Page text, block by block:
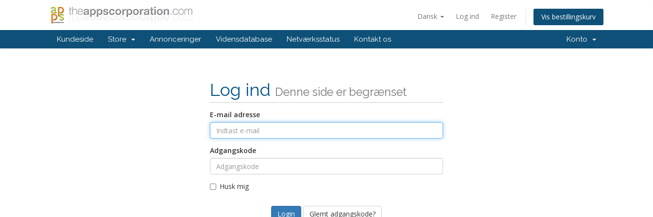
Dansk Log ind Register Vis bestillingskurv
Kundeside Store Annonceringer Vidensdatabase Netværksstatus Kontakt os Konto
Log ind Denne side er begrænset
E-mail adresse
Adgangskode
Husk mig
Glemt adgangskode?